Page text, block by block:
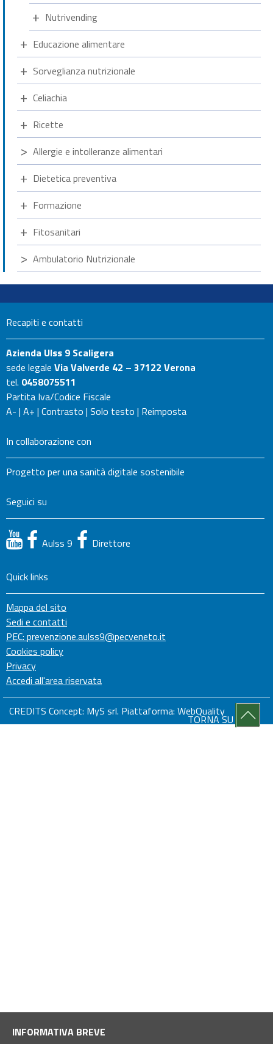
Nutrivending
Educazione alimentare
Sorveglianza nutrizionale
Celiachia
Ricette
Allergie e intolleranze alimentari
Dietetica preventiva
Formazione
Fitosanitari
Ambulatorio Nutrizionale
Recapiti e contatti
Azienda Ulss 9 Scaligera
sede legale Via Valverde 42 – 37122 Verona
tel. 0458075511
Partita Iva/Codice Fiscale
A- | A+ | Contrasto | Solo testo | Reimposta
In collaborazione con
Progetto per una sanità digitale sostenibile
Seguici su
Aulss 9 Direttore
Quick links
Mappa del sito
Sedi e contatti
PEC: prevenzione.aulss9@pecveneto.it
Cookies policy
Privacy
Accedi all'area riservata
CREDITS Concept: MyS srl. Piattaforma: WebQuality
TORNA SU
INFORMATIVA BREVE